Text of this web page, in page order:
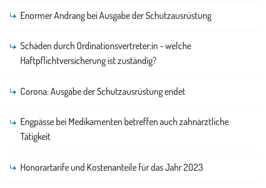
Enormer Andrang bei Ausgabe der Schutzausrüstung
Schäden durch Ordinationsvertreter:in - welche
Haftpflichtversicherung ist zuständig?
Corona: Ausgabe der Schutzausrüstung endet
Engpässe bei Medikamenten betreffen auch zahnärztliche
Tätigkeit
Honorartarife und Kostenanteile für das Jahr 2023